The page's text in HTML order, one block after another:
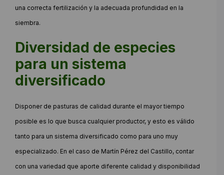
una correcta fertilización y la adecuada profundidad en la
siembra.
Diversidad de especies
para un sistema
diversificado
Disponer de pasturas de calidad durante el mayor tiempo
posible es lo que busca cualquier productor, y esto es válido
tanto para un sistema diversificado como para uno muy
especializado. En el caso de Martín Pérez del Castillo, contar
con una variedad que aporte diferente calidad y disponibilidad